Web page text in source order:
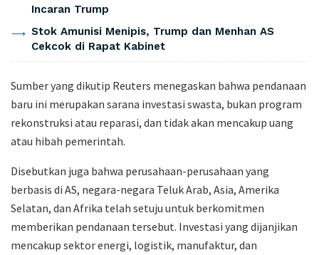
Incaran Trump
Stok Amunisi Menipis, Trump dan Menhan AS
Cekcok di Rapat Kabinet
Sumber yang dikutip Reuters menegaskan bahwa pendanaan
baru ini merupakan sarana investasi swasta, bukan program
rekonstruksi atau reparasi, dan tidak akan mencakup uang
atau hibah pemerintah.
Disebutkan juga bahwa perusahaan-perusahaan yang
berbasis di AS, negara-negara Teluk Arab, Asia, Amerika
Selatan, dan Afrika telah setuju untuk berkomitmen
memberikan pendanaan tersebut. Investasi yang dijanjikan
mencakup sektor energi, logistik, manufaktur, dan